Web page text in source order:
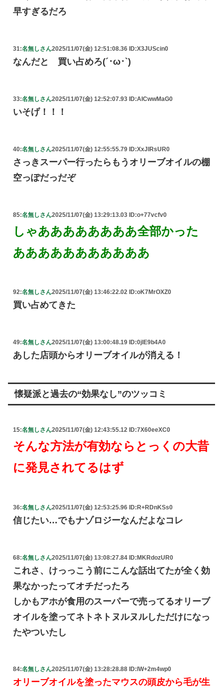
早すぎるだろ
31:名無しさん2025/11/07(金) 12:51:08.36 ID:X3JUScin0
なんだと 買い占めろ(´･ω･`)
33:名無しさん2025/11/07(金) 12:52:07.93 ID:AICwwMaG0
いそげ！！！
40:名無しさん2025/11/07(金) 12:55:55.79 ID:XxJIRsUR0
さっきスーパー行ったらもうオリーブオイルの棚
空っぽだっだぞ
85:名無しさん2025/11/07(金) 13:29:13.03 ID:o+77vcfv0
しゃああああああああ全部かった
あああああああああああ
92:名無しさん2025/11/07(金) 13:46:22.02 ID:oK7MrOXZ0
買い占めてきた
49:名無しさん2025/11/07(金) 13:00:48.19 ID:0jlE9b4A0
あした店頭からオリーブオイルが消える！
懐疑派と過去の“効果なし”のツッコミ
15:名無しさん2025/11/07(金) 12:43:55.12 ID:7X60eeXC0
そんな方法が有効ならとっくの大昔
に発見されてるはず
36:名無しさん2025/11/07(金) 12:53:25.96 ID:R+RDnKSs0
信じたい…でもナゾロジーなんだよなコレ
68:名無しさん2025/11/07(金) 13:08:27.84 ID:MKRdozUR0
これさ、けっっこう前にこんな話出てたが全く効
果なかったってオチだったろ
しかもアホが食用のスーパーで売ってるオリーブ
オイルを塗ってネトネトヌルヌルしただけになっ
たやついたし
84:名無しさん2025/11/07(金) 13:28:28.88 ID:lW+2m4wp0
オリーブオイルを塗ったマウスの頭皮から毛が生